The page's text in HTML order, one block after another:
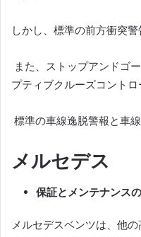
しかし、標準の前方衝突
また、ストップアンドゴ
プティブクルーズコントロ
標準の車線逸脱警報と車
メルセデス
保証とメンテナンス
メルセデスベンツは、他